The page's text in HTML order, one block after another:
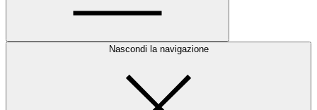
Nascondi la navigazione